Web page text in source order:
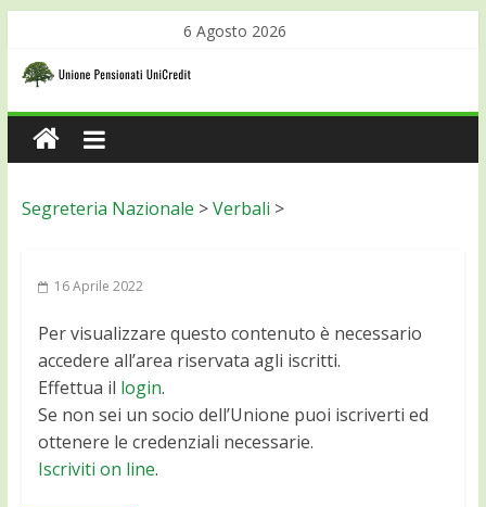
6 Agosto 2026
Segreteria Nazionale >Verbali >
16 Aprile 2022
Per visualizzare questo contenuto è necessario
accedere all’area riservata agli iscritti.
Effettua il login.
Se non sei un socio dell’Unione puoi iscriverti ed
ottenere le credenziali necessarie.
Iscriviti on line.